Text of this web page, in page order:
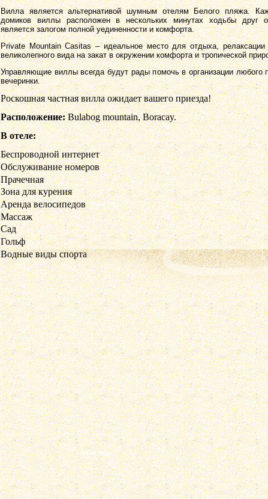
Вилла является альтернативой шумным отелям Белого пляжа.
домиков виллы расположен в нескольких минутах ходьбы друг
является залогом полной уединенности и комфорта.
Private Mountain Casitas – идеальное место для отдыха, релаксации
великолепного вида на закат в окружении комфорта и тропической
Управляющие виллы всегда будут рады помочь в организации любого
вечеринки.
Роскошная частная вилла ожидает вашего приезда!
Расположение:Bulabog mountain, Boracay.
В отеле:
Беспроводной интернет
Обслуживание номеров
Прачечная
Зона для курения
Аренда велосипедов
Массаж
Сад
Гольф
Водные виды спорта